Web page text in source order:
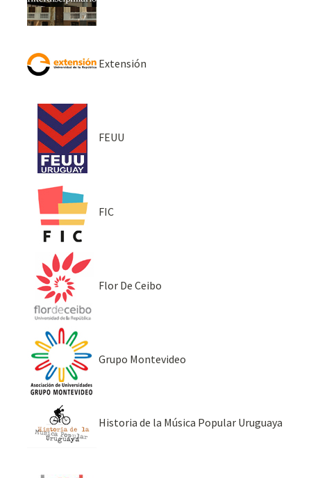
Extensión
FEUU
FIC
Flor De Ceibo
Grupo Montevideo
Historia de la Música Popular Uruguaya